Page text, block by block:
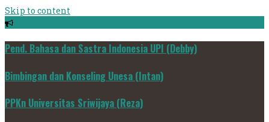
Skip to content
Pend. Bahasa dan Sastra Indonesia UPI (Debby)
Bimbingan dan Konseling Unesa (Intan)
PPKn Universitas Sriwijaya (Reza)